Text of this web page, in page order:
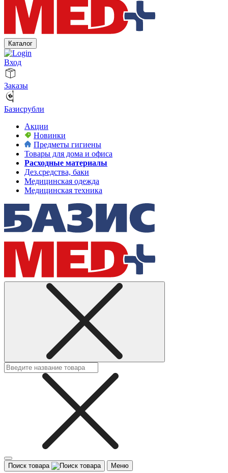
Каталог
Вход
Заказы
Базисрубли
Акции
Новинки
Предметы гигиены
Товары для дома и офиса
Расходные материалы
Дез.средства, баки
Медицинская одежда
Медицинская техника
Поиск товара Меню